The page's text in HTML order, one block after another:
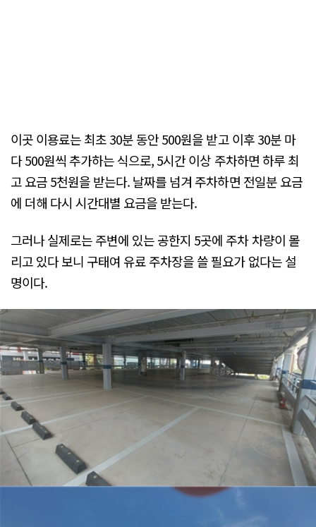
이곳 이용료는 최초 30분 동안 500원을 받고 이후 30분 마
다 500원씩 추가하는 식으로, 5시간 이상 주차하면 하루 최
고 요금 5천원을 받는다. 날짜를 넘겨 주차하면 전일분 요금
에 더해 다시 시간대별 요금을 받는다.
그러나 실제로는 주변에 있는 공한지 5곳에 주차 차량이 몰
리고 있다 보니 구태여 유료 주차장을 쓸 필요가 없다는 설
명이다.